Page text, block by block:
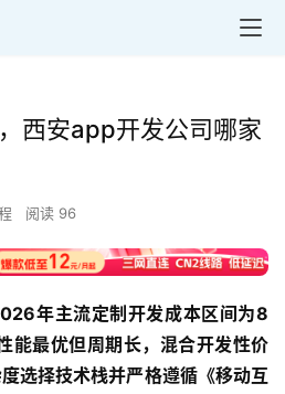
西安app开发公司哪家
阅读 96
年主流定制开发成本区间为8
能最优但周期长，混合开发性价
选择技术栈并严格遵循《移动互